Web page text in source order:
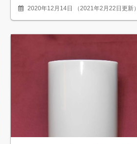
2020年12月14日 （ 2021年2月22日更新）